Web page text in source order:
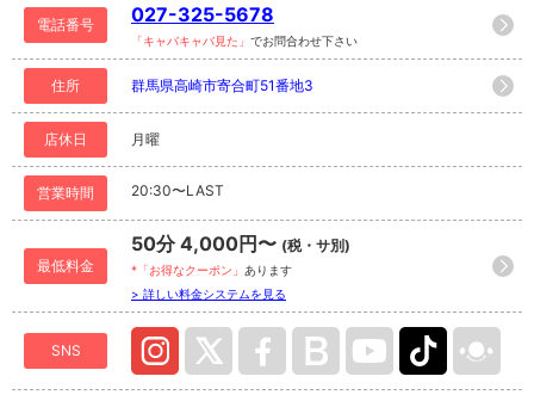
電話番号 027-325-5678
「キャバキャバ見た」 でお問合わせ下さい
住所 群馬県高崎市寄合町51番地3
店休日 月曜
営業時間 20:30〜LAST
最低料金
50分 4,000円〜 (税・サ別)
*「お得なクーポン」 あります
> 詳しい料金システムを見る
SNS